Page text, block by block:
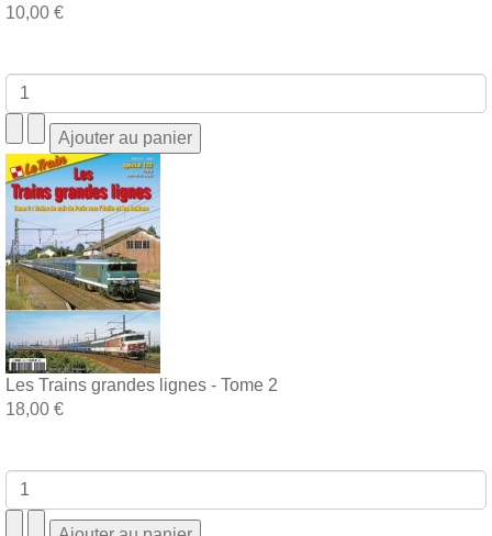
10,00 €
Les Trains grandes lignes - Tome 2
18,00 €